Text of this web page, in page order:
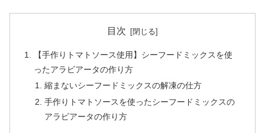
目次
【手作りトマトソース使用】シーフードミックスを使
ったアラビアータの作り方
縮まないシーフードミックスの解凍の仕方
手作りトマトソースを使ったシーフードミックスの
アラビアータの作り方